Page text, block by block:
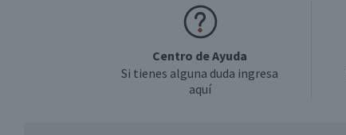
Centro de Ayuda
Si tienes alguna duda ingresa
aquí